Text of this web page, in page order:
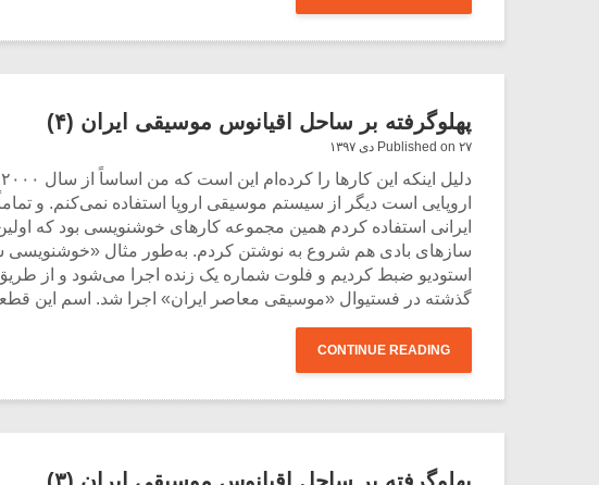
پهلوگرفته بر ساحل اقیانوس موسیقی ایران (۴)
Published on ۲۷ دی ۱۳۹۷
اروپایی است دیگر از سیستم موسیقی اروپا استفاده نمی‌کنم. و
ایرانی استفاده کردم همین مجموعه کارهای خوشنویسی بود که
گذشته در فستیوال «موسیقی معاصر ایران» اجرا شد. اسم
CONTINUE READING